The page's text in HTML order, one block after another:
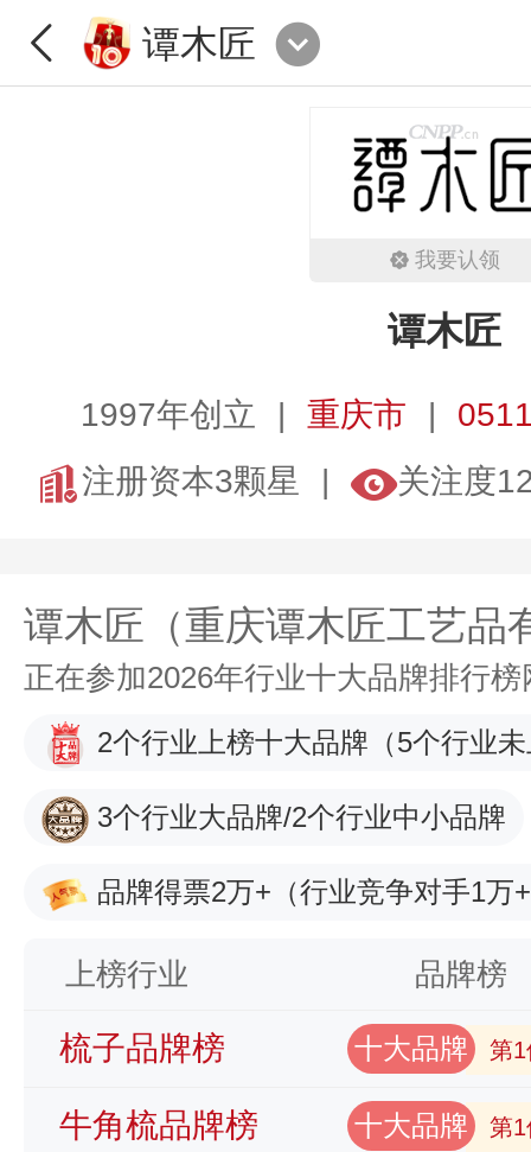
谭木匠
我要认领
谭木匠
1997年创立 重庆市
注册资本3颗星
关注度
谭木匠（重庆谭木匠工艺品
正在参加2026年行业十大品牌排行
2个行业上榜十大品牌 （5个行业
3个行业大品牌/2个行业中小品牌
品牌得票2万+ （行业竞争对手1万
上榜行业 品牌榜
梳子品牌榜 十大品牌 第1
牛角梳品牌榜 十大品牌 第1